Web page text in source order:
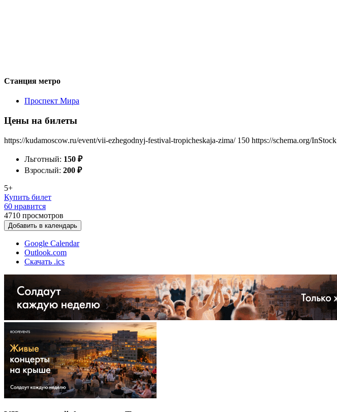
Станция метро
Проспект Мира
Цены на билеты
https://kudamoscow.ru/event/vii-ezhegodnyj-festival-tropicheskaja-zima/ 150 https://schema.org/InStock
Льготный: 150 ₽
Взрослый: 200 ₽
5+
Купить билет
60 нравится
4710 просмотров
Добавить в календарь
Google Calendar
Outlook.com
Скачать .ics